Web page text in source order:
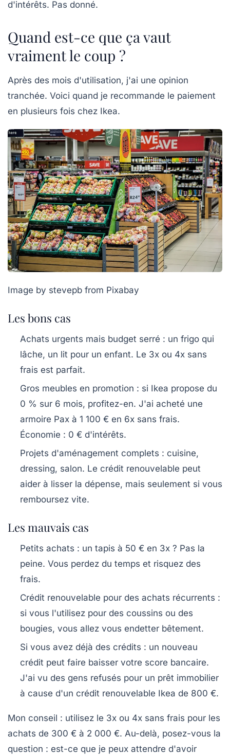
d'intérêts. Pas donné.
Quand est-ce que ça vaut
vraiment le coup ?
Après des mois d'utilisation, j'ai une opinion
tranchée. Voici quand je recommande le paiement
en plusieurs fois chez Ikea.
Image by stevepb from Pixabay
Les bons cas
Achats urgents mais budget serré : un frigo qui
lâche, un lit pour un enfant. Le 3x ou 4x sans
frais est parfait.
Gros meubles en promotion : si Ikea propose du
0 % sur 6 mois, profitez-en. J'ai acheté une
armoire Pax à 1 100 € en 6x sans frais.
Économie : 0 € d'intérêts.
Projets d'aménagement complets : cuisine,
dressing, salon. Le crédit renouvelable peut
aider à lisser la dépense, mais seulement si vous
remboursez vite.
Les mauvais cas
Petits achats : un tapis à 50 € en 3x ? Pas la
peine. Vous perdez du temps et risquez des
frais.
Crédit renouvelable pour des achats récurrents :
si vous l'utilisez pour des coussins ou des
bougies, vous allez vous endetter bêtement.
Si vous avez déjà des crédits : un nouveau
crédit peut faire baisser votre score bancaire.
J'ai vu des gens refusés pour un prêt immobilier
à cause d'un crédit renouvelable Ikea de 800 €.
Mon conseil : utilisez le 3x ou 4x sans frais pour les
achats de 300 € à 2 000 €. Au-delà, posez-vous la
question : est-ce que je peux attendre d'avoir